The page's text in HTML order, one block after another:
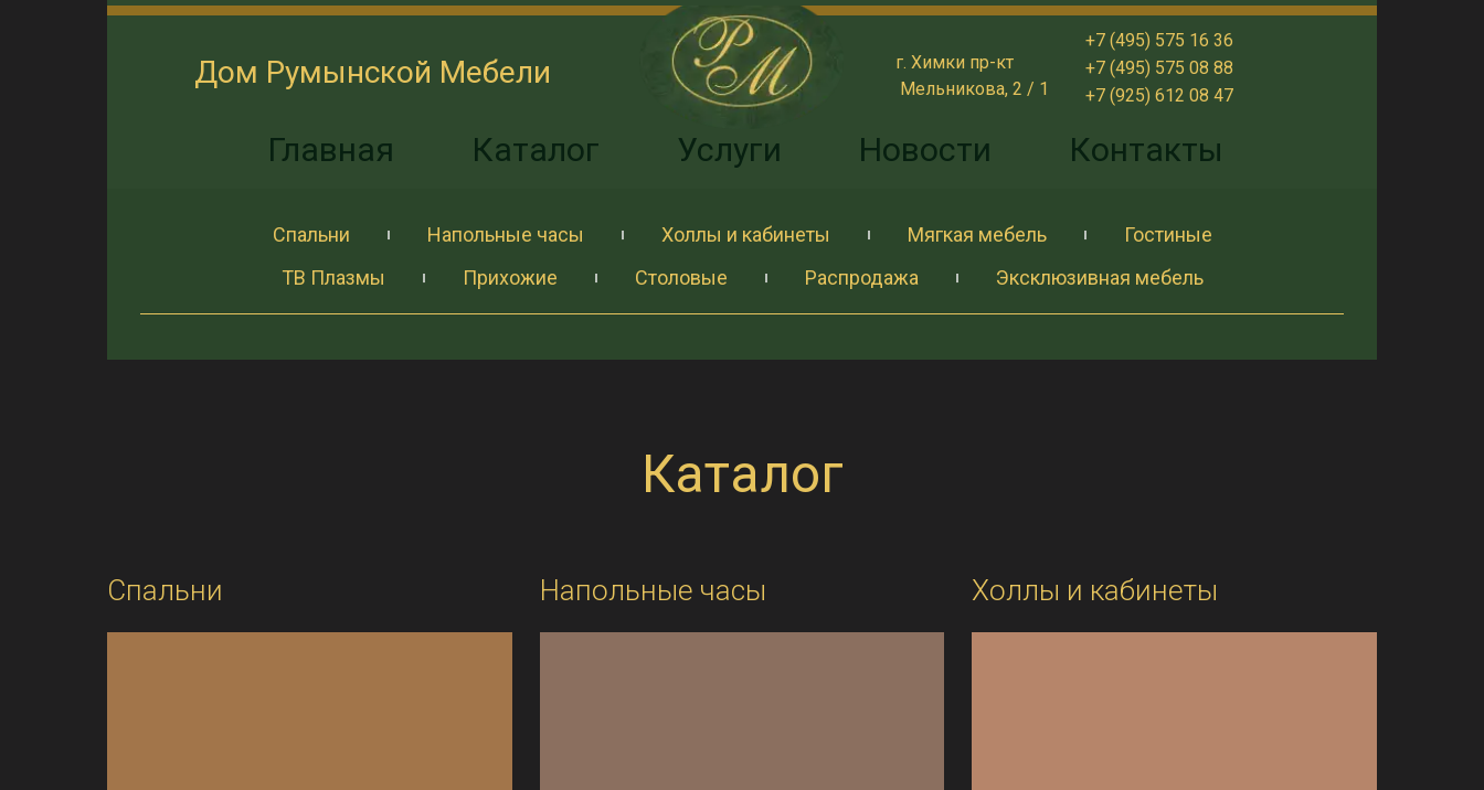
Главная Каталог Услуги Новости Контакты
+7 (495) 575 16 36
+7 (495) 575 08 88
+7 (925) 612 08 47
г. Химки пр-кт
Мельникова, 2 / 1
Дом Румынской Мебели
Спальни Напольные часы Холлы и кабинеты Мягкая мебель
Гостиные
ТВ Плазмы
Прихожие Столовые Распродажа Эксклюзивная мебель
Каталог
Спальни Напольные часы Холлы и кабинеты